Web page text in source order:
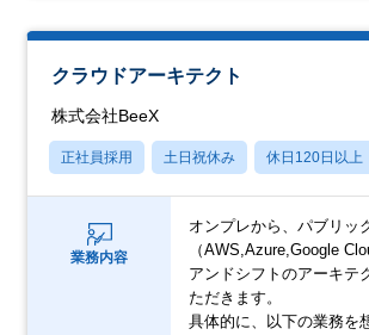
クラウドアーキテクト
株式会社BeeX
正社員採用 土日祝休み 休日120日以上
業務内容
オンプレから、パブリッ
（AWS,Azure,Google
アンドシフトのアーキテ
ただきます。
具体的に、以下の業務を